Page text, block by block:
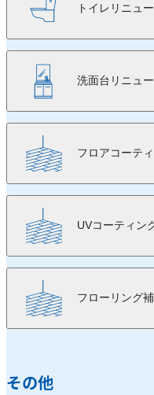
トイレリニュ
洗面台リニュ
フロアコーテ
UVコーティン
フローリング
その他